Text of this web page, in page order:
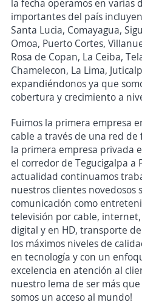
la fecha operamos en varias
importantes del país
Santa Lucia, Comayagua,
Omoa, Puerto Cortes,
Rosa de Copan, La Ceiba,
Chamelecon, La Lima,
expandiéndonos ya que
cobertura y crecimiento a
Fuimos la primera empresa
cable a través de una red
la primera empresa privada
el corredor de Tegucigalpa a
actualidad continuamos
nuestros clientes novedosos
comunicación como
televisión por cable,
digital y en HD, transporte
los máximos niveles de
en tecnología y con un
excelencia en atención al
nuestro lema de ser más
somos un acceso al mundo!